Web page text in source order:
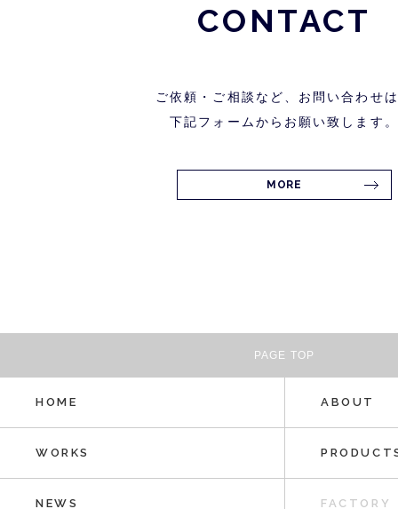
CONTACT
ご依頼・ご相談など、お問い合わせ
下記フォームからお願い致します。
MORE
PAGE TOP
HOME ABOUT
WORKS
NEWS FACTORY